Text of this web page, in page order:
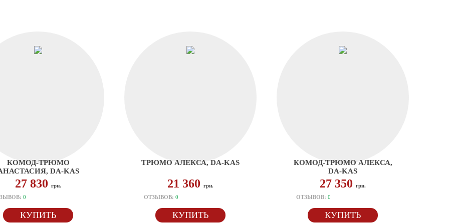
КОМОД-ТРЮМО
DA-KAS
27 830 грн.
0
КУПИТЬ
ТРЮМО АЛЕКСА, DA-KAS
21 360 грн.
ОТЗЫВОВ: 0
КУПИТЬ
КОМОД-ТРЮМО АЛЕКСА,
DA-KAS
27 350 грн.
ОТЗЫВОВ: 0
КУПИТЬ